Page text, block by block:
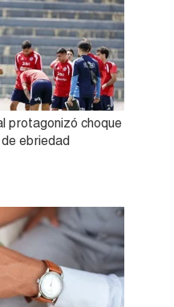
protagonizó choque
ebriedad